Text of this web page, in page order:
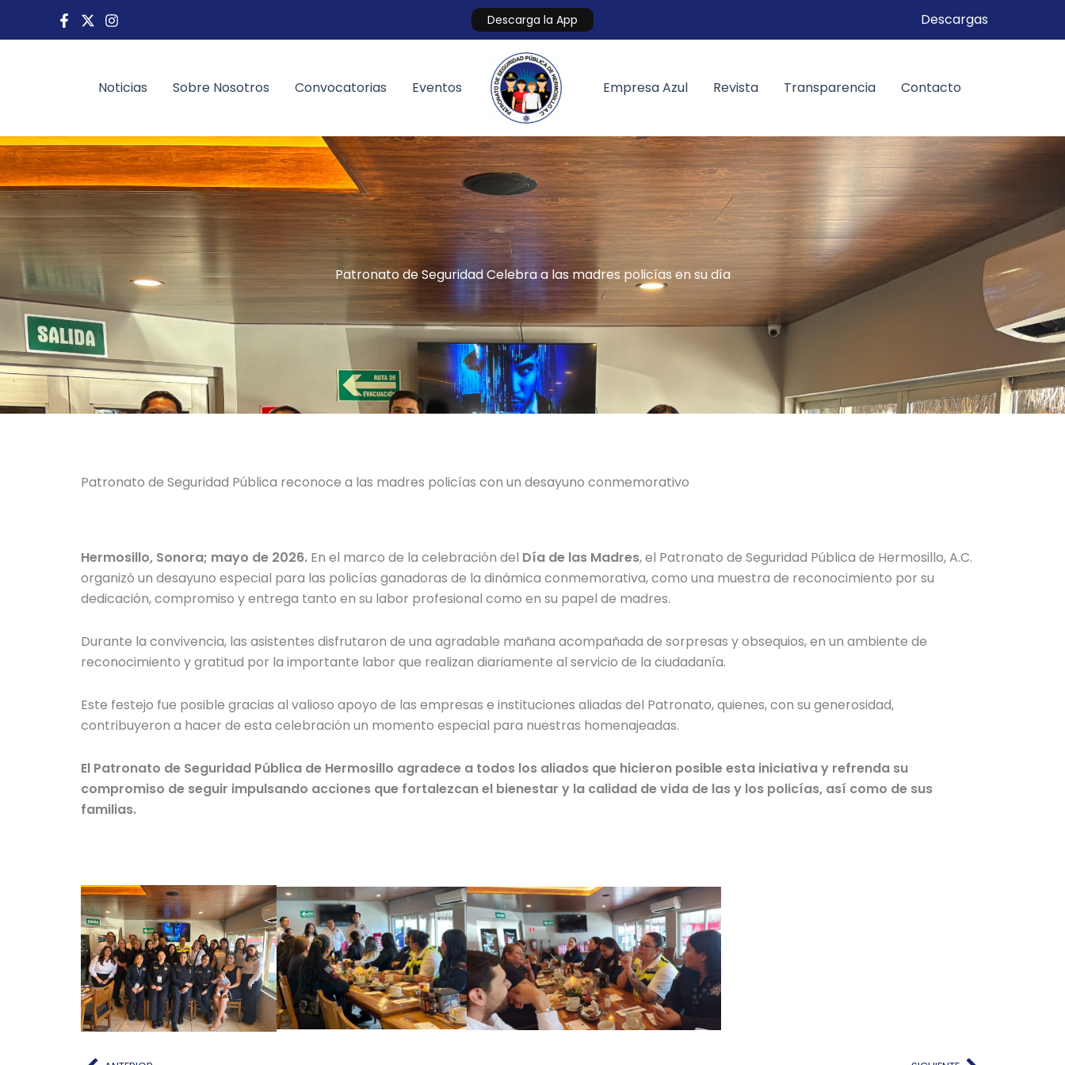
Descarga la App Descargas
Noticias Sobre Nosotros Convocatorias Eventos Empresa Azul Revista Transparencia Contacto
Patronato de Seguridad Celebra a las madres policías en su día
Patronato de Seguridad Pública reconoce a las madres policías con un desayuno conmemorativo
Hermosillo, Sonora; mayo de 2026. En el marco de la celebración del Día de las Madres, el Patronato de Seguridad Pública de Hermosillo, A.C.
organizó un desayuno especial para las policías ganadoras de la dinámica conmemorativa, como una muestra de reconocimiento por su
dedicación, compromiso y entrega tanto en su labor profesional como en su papel de madres.
Durante la convivencia, las asistentes disfrutaron de una agradable mañana acompañada de sorpresas y obsequios, en un ambiente de
reconocimiento y gratitud por la importante labor que realizan diariamente al servicio de la ciudadanía.
Este festejo fue posible gracias al valioso apoyo de las empresas e instituciones aliadas del Patronato, quienes, con su generosidad,
contribuyeron a hacer de esta celebración un momento especial para nuestras homenajeadas.
El Patronato de Seguridad Pública de Hermosillo agradece a todos los aliados que hicieron posible esta iniciativa y refrenda su
compromiso de seguir impulsando acciones que fortalezcan el bienestar y la calidad de vida de las y los policías, así como de sus
familias.